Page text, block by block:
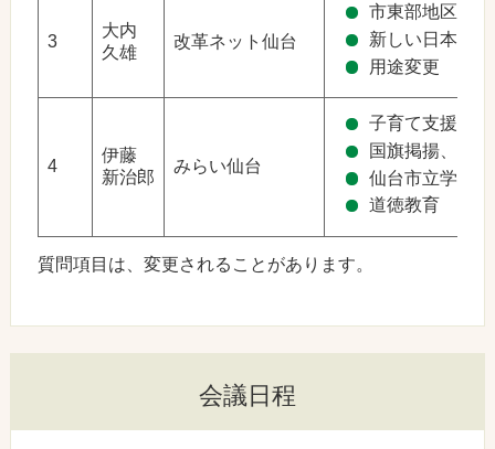
3
大内
久雄
改革ネット仙台
市東部地区治
新しい日本の
用途変更
4
伊藤
新治郎
みらい仙台
子育て支援に
国旗掲揚、国
仙台市立学校
道徳教育
質問項目は、変更されることがあります。
会議日程